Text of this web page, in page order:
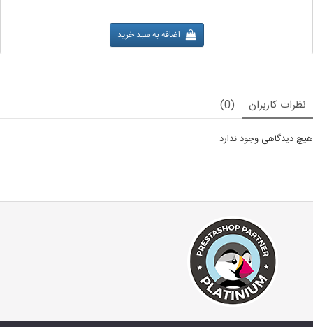
اضافه به سبد خرید
نظرات کاربران (0)
هیچ دیدگاهی وجود ندارد